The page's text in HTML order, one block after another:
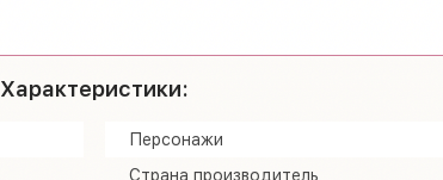
Характеристики:
Персонажи
Страна производитель